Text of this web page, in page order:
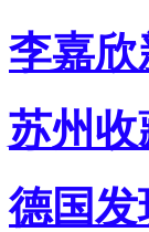
李嘉欣
苏州收
德国